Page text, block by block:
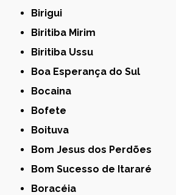
Birigui
Biritiba Mirim
Biritiba Ussu
Boa Esperança do Sul
Bocaina
Bofete
Boituva
Bom Jesus dos Perdões
Bom Sucesso de Itararé
Boracéia